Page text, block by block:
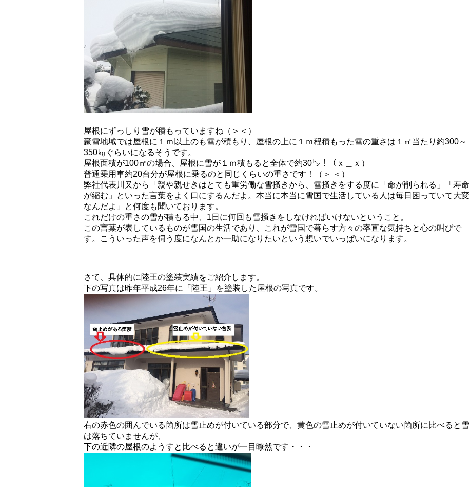
屋根にずっしり雪が積もっていますね（＞＜）
豪雪地域では屋根に１ｍ以上のも雪が積もり、屋根の上に１ｍ程積もった雪の重さは１㎡当たり約300～
350㎏ぐらいになるそうです。
屋根面積が100㎡の場合、屋根に雪が１ｍ積もると全体で約30㌧！（ｘ＿ｘ）
普通乗用車約20台分が屋根に乗るのと同じくらいの重さです！（＞ ＜）
弊社代表川又から「親や親せきはとても重労働な雪掻きから、雪掻きをする度に「命が削られる」「寿命
が縮む」といった言葉をよく口にするんだよ。本当に本当に雪国で生活している人は毎日困っていて大変
なんだよ」と何度も聞いております。
これだけの重さの雪が積もる中、 1 日に何回も雪掻きをしなければいけないということ。
この言葉が表しているものが雪国の生活であり、これが雪国で暮らす方々の率直な気持ちと心の叫びで
す。こういった声を伺う度になんとか一助になりたいという想いでいっぱいになります。
さて、具体的に陸王の塗装実績をご紹介します。
下の写真は昨年平成26年に「陸王」を塗装した屋根の写真です。
右の赤色の囲んでいる箇所は雪止めが付いている部分で、黄色の雪止めが付いていない箇所に比べると雪
は落ちていませんが、
下の近隣の屋根のようすと比べると違いが一目瞭然です・・・